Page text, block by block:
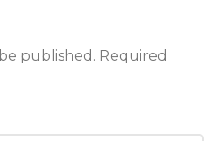
published. Required